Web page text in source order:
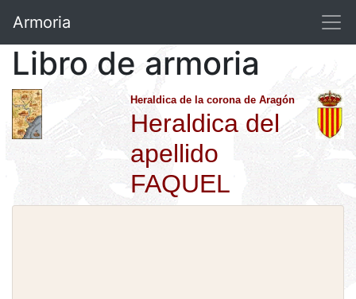
Armoria
Libro de armoria
Heraldica de la corona de Aragón
Heraldica del
apellido
FAQUEL